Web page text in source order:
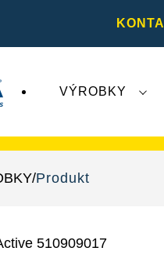
VÝROBKY
Produkt
510909017